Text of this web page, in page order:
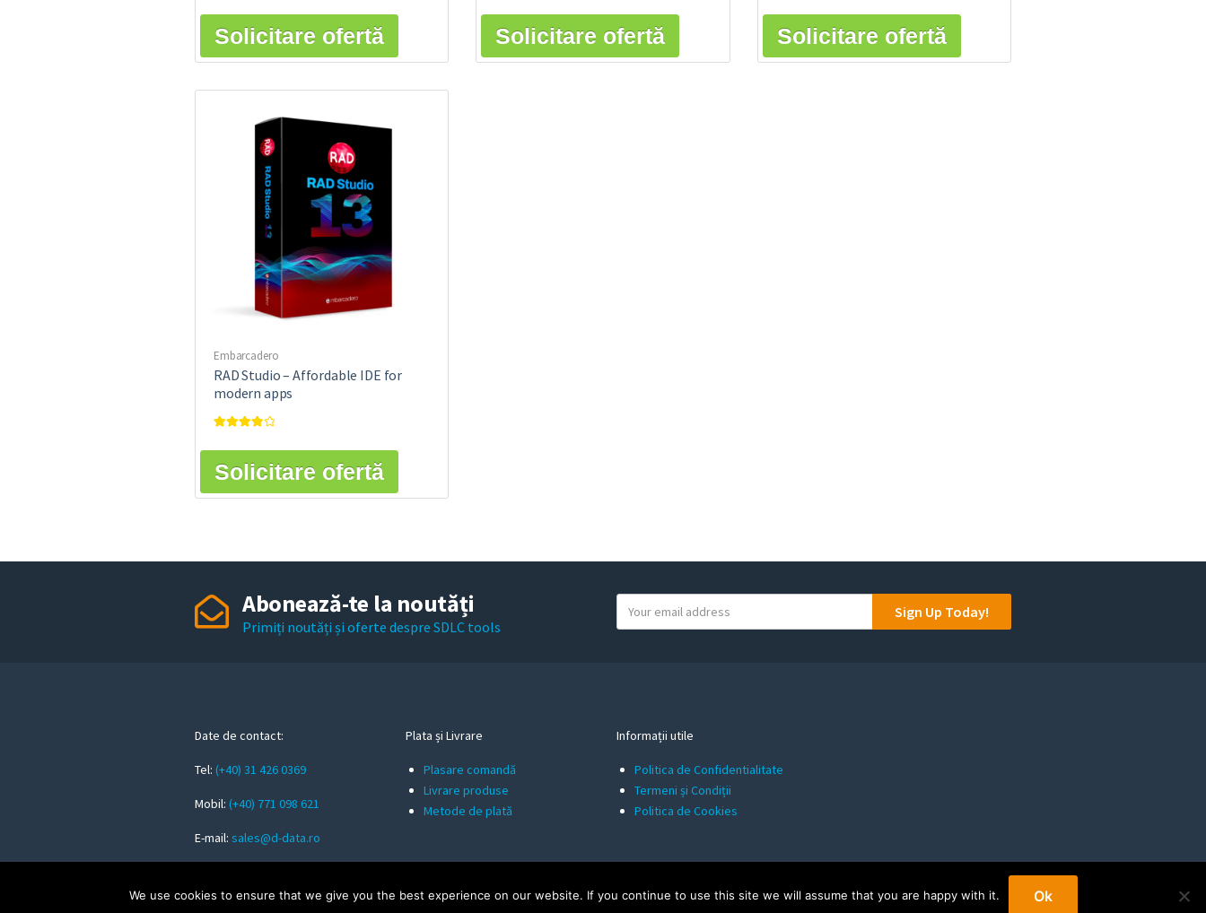
Solicitare ofertă Solicitare ofertă Solicitare ofertă
Embarcadero
RAD Studio – Affordable IDE for
modern apps
out of 5
Solicitare ofertă
Abonează-te la noutăți
Primiți noutăți și oferte despre SDLC tools
o
a
Sign Up Today!
Date de contact:
Tel: (+40) 31 426 0369
Mobil: (+40) 771 098 621
E-mail: sales@d-data.ro
Plata și Livrare
Plasare comandă
Livrare produse
Metode de plată
Informații utile
Politica de Confidentialitate
Termeni și Condiții
Politica de Cookies
We use cookies to ensure that we give you the best experience on our website. If you continue to use this site we will assume that you are happy with it. Ok